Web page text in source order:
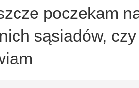
poczekam
sąsiadów,